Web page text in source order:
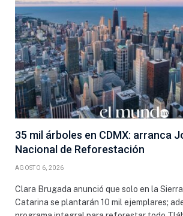
35 mil árboles en CDMX: arranca
Nacional de Reforestación
AGOSTO 6, 2026
Clara Brugada anunció que solo en la
Catarina se plantarán 10 mil ejemplares;